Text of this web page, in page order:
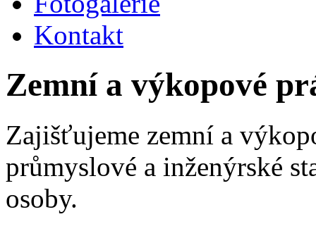
Kontakt
Zemní a výkopové
Zajišťujeme zemní a
průmyslové a inženýrské
osoby.